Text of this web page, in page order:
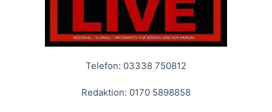
Telefon: 03338 750812
Redaktion: 0170 5898858